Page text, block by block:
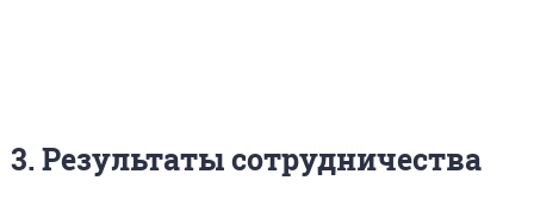
3. Результаты сотрудничества